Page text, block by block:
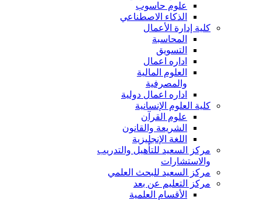
علوم حاسوب
الذكاء الاصطناعي
كلية إدارة الأعمال
المحاسبة
التسويق
اداره اعمال
العلوم المالية
والمصرفية
اداره اعمال دولية
كلية العلوم الإنسانية
علوم القرآن
الشريعة والقانون
اللغة الإنجليزية
مركز السعيد للتأهيل والتدريب
والاستشارات
مركز السعيد للبحث العلمي
مركز التعليم عن بعد
الأقسام العلمية